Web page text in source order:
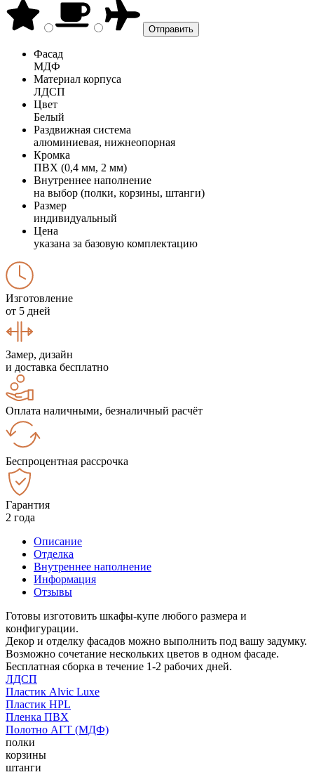
Фасад
МДФ
Материал корпуса
ЛДСП
Цвет
Белый
Раздвижная система
алюминиевая, нижнеопорная
Кромка
ПВХ (0,4 мм, 2 мм)
Внутреннее наполнение
на выбор (полки, корзины, штанги)
Размер
индивидуальный
Цена
указана за базовую комплектацию
Изготовление
от 5 дней
Замер, дизайн
и доставка бесплатно
Оплата наличными, безналичный расчёт
Беспроцентная рассрочка
Гарантия
2 года
Описание
Отделка
Внутреннее наполнение
Информация
Отзывы
Готовы изготовить шкафы-купе любого размера и
конфигурации.
Декор и отделку фасадов можно выполнить под вашу задумку.
Возможно сочетание нескольких цветов в одном фасаде.
Бесплатная сборка в течение 1-2 рабочих дней.
ЛДСП
Пластик Alvic Luxe
Пластик HPL
Пленка ПВХ
Полотно АГТ (МДФ)
полки
корзины
штанги